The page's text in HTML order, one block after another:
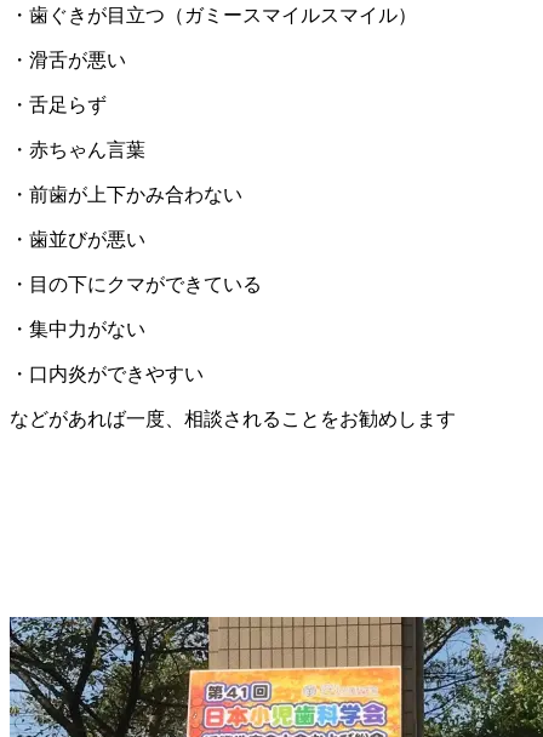
・歯ぐきが目立つ（ガミースマイルスマイル）
・滑舌が悪い
・舌足らず
・赤ちゃん言葉
・前歯が上下かみ合わない
・歯並びが悪い
・目の下にクマができている
・集中力がない
・口内炎ができやすい
などがあれば一度、相談されることをお勧めします